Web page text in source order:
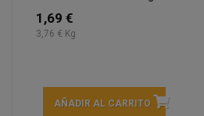
1,69 €
3,76 € Kg
AÑADIR AL CARRITO